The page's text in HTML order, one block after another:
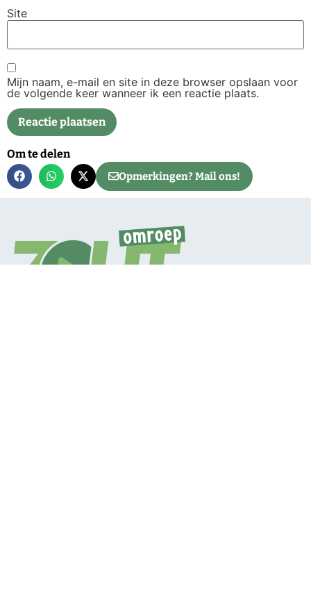
Site
Mijn naam, e-mail en site in deze browser opslaan voor
de volgende keer wanneer ik een reactie plaats.
Om te delen
Opmerkingen? Mail ons!